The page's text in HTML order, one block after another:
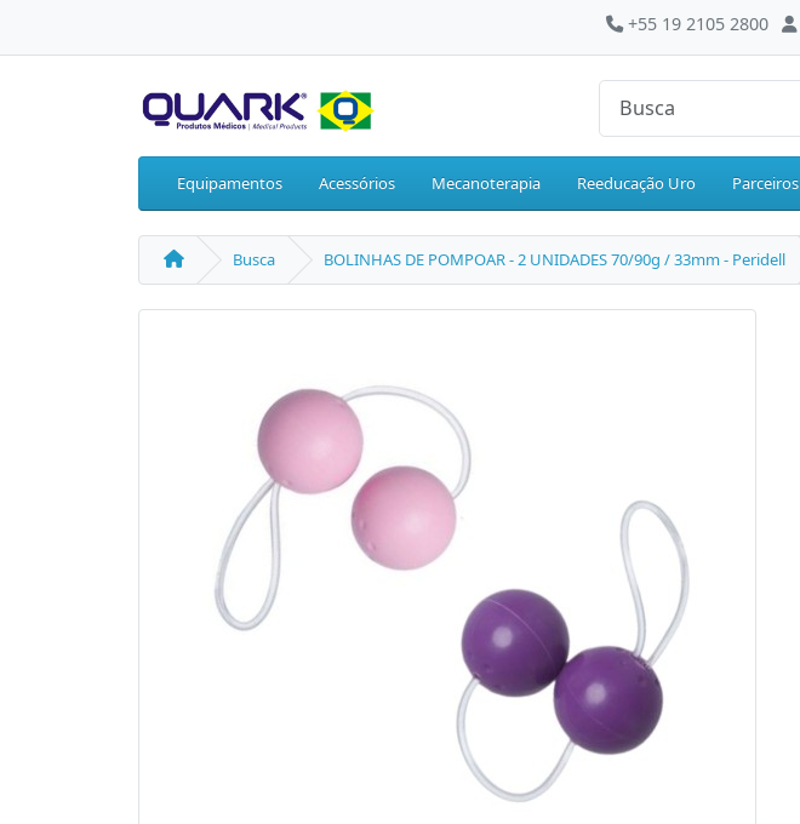
+55 19 2105 2800
Equipamentos Acessórios Mecanoterapia Reeducação Uro Parceiros
Busca BOLINHAS DE POMPOAR - 2 UNIDADES 70/90g / 33mm - Peridell